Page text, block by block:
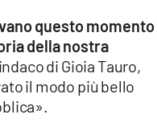
questo momento
della nostra
di Gioia Tauro,
il modo più bello